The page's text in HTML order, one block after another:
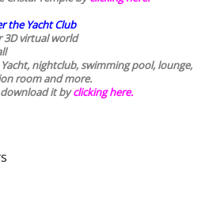
the Yacht Club
3D virtual world
nightclub, swimming pool, lounge,
room and more.
download it byclicking here.